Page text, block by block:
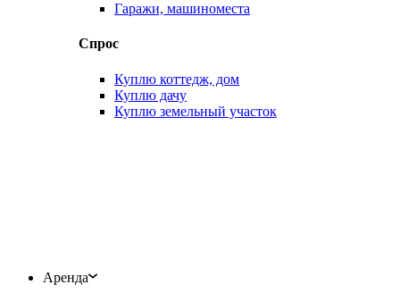
Гаражи, машиноместа
Спрос
Куплю коттедж, дом
Куплю дачу
Куплю земельный участок
Аренда